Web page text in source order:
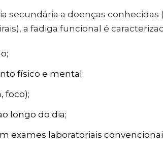
secundária a doenças conhecidas
a fadiga funcional é
físico e mental;
foco);
longo do dia;
exames laboratoriais